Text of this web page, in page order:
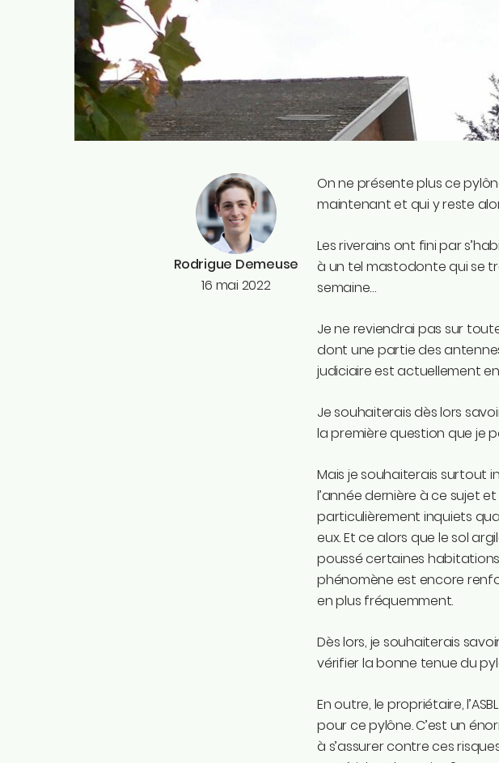
Rodrigue Demeuse
16 mai 2022
On ne présente plus ce
maintenant et qui y reste
Les riverains ont fini par
à un tel mastodonte qui se
semaine…
Je ne reviendrai pas sur
dont une partie des
judiciaire est actuellement
Je souhaiterais dès lors
la première question que je
Mais je souhaiterais surtout
l’année dernière à ce sujet
particulièrement inquiets
eux. Et ce alors que le sol
poussé certaines
phénomène est encore
en plus fréquemment.
Dès lors, je souhaiterais
vérifier la bonne tenue du
En outre, le propriétaire,
pour ce pylône. C’est un
à s’assurer contre ces